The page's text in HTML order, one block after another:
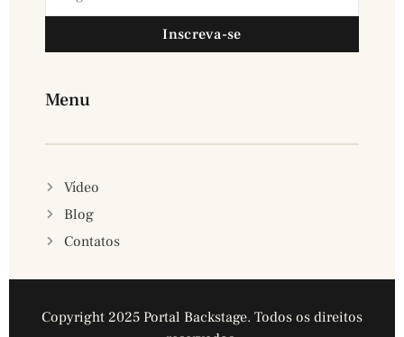
Inscreva-se
Menu
Vídeo
Blog
Contatos
Copyright 2025 Portal Backstage. Todos os direitos